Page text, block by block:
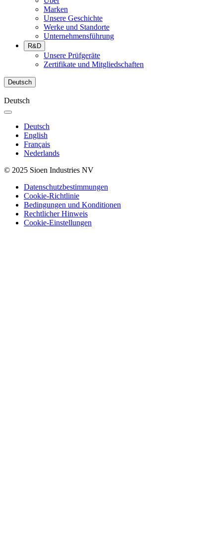
Marken
Unsere Geschichte
Werke und Standorte
Unternehmensführung
R&D
Unsere Prüfgeräte
Zertifikate und Mitgliedschaften
Deutsch
Deutsch
Deutsch
English
Français
Nederlands
© 2025 Sioen Industries NV
Datenschutzbestimmungen
Cookie-Richtlinie
Bedingungen und Konditionen
Rechtlicher Hinweis
Cookie-Einstellungen